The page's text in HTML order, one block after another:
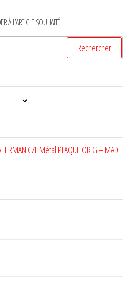
À L’ARTICLE SOUHAITÉ
C/F Métal PLAQUE OR G – MADE